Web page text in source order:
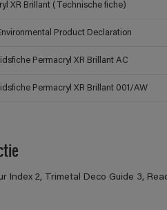
XR Brillant (Technische fiche)
Product Declaration
Permacryl XR Brillant AC
Permacryl XR Brillant 001/AW
Index 2, Trimetal Deco Guide 3,